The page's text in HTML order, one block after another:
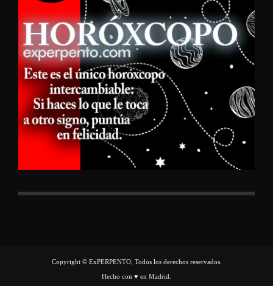
Copyright © ExPERPENTO, Todos los derechos reservados.
Hecho con ♥ en Madrid.